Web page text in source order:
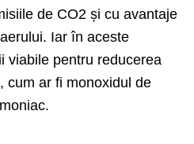
de CO2 și cu avantaje
Iar în aceste
viabile pentru reducerea
cum ar fi monoxidul de